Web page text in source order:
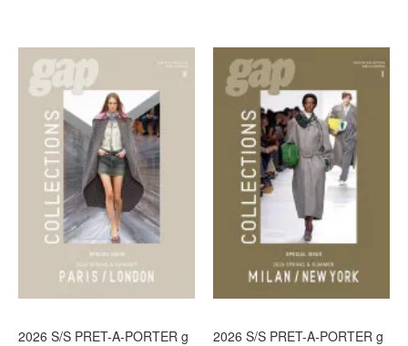
2026 S/S PRET-A-PORTER g
2026 S/S PRET-A-PORTER g